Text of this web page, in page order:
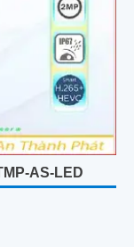
AS-LED